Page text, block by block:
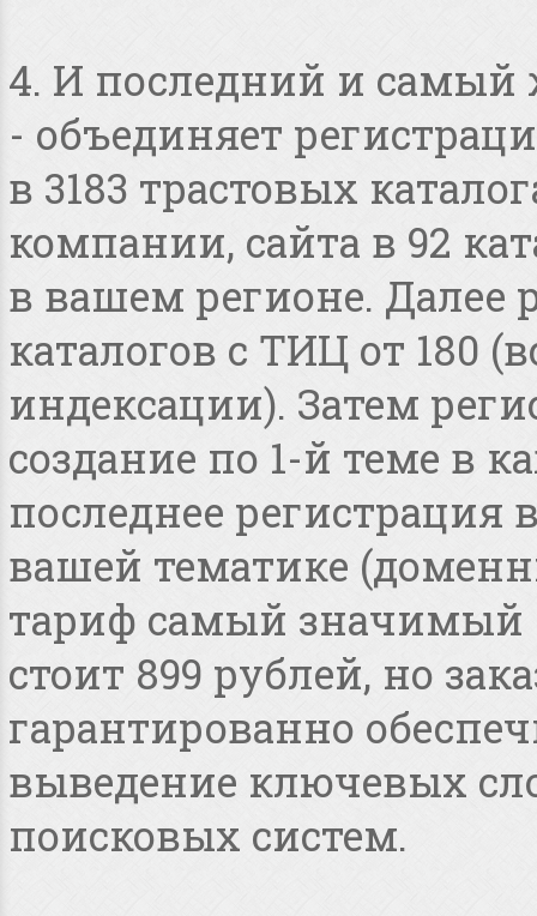
4. И последний и
- объединяет
в 3183 трастовых
компании, сайта в 92
в вашем регионе. Далее
каталогов с ТИЦ от 180
индексации). Затем
создание по 1-й теме в
последнее регистрация
вашей тематике
тариф самый значимый
стоит 899 рублей, но
гарантированно
выведение ключевых
поисковых систем.